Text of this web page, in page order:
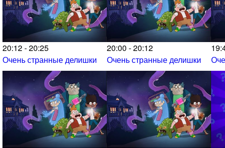
20:12 - 20:25
Очень странные делишки
20:00 - 20:12
Очень странные делишки